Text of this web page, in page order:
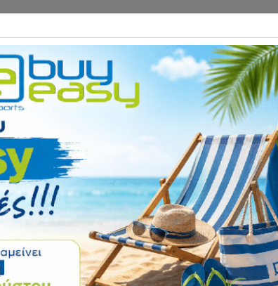
ΕΙΔΗ CAMPING Επικοινωνία
Αρχική ΟΡΓΑΝΑ ΓΥΜΝΑΣΤΙΚΗΣ
Κάθετη Επιτοίχια Βάση
Αξιολόγηση: (0
ΚωδικόςΒ-8893